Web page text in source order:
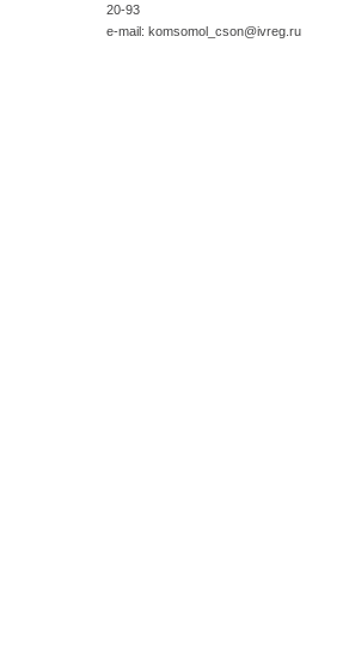
20-93
e-mail: komsomol_cson@ivreg.ru